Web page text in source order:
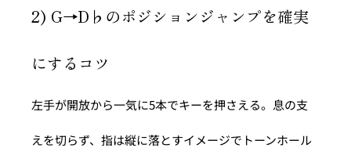
2) G→D♭のポジションジャンプを確実
にするコツ
左手が開放から一気に5本でキーを押さえる。息の支
えを切らず、指は縦に落とすイメージでトーンホール